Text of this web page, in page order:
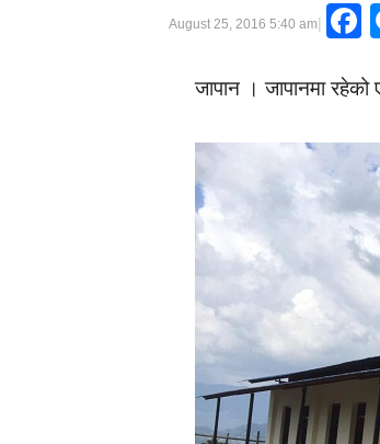
August 25, 2016 5:40 am|
जापान । जापानमा रहेको